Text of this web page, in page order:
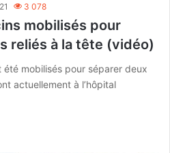
3 078
mobilisés pour
reliés à la tête (vidéo)
mobilisés pour séparer deux
actuellement à l’hôpital